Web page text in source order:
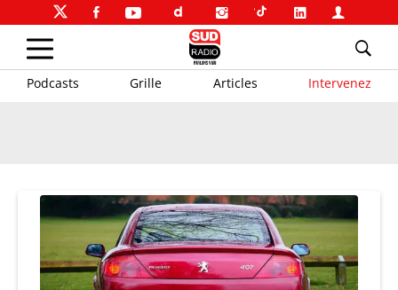
Podcasts Grille Articles Intervenez